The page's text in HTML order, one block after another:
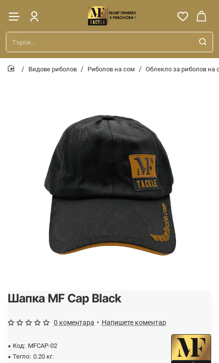
Търси...
Видове риболов Риболов на сом Облекло за риболов на
-10%
Шапка MF Cap Black
Код: MFCAP-02
Тегло: 0.20 кг.
0 коментара • Напишете коментар